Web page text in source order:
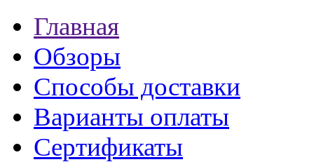
Главная
Обзоры
Способы доставки
Варианты оплаты
Сертификаты